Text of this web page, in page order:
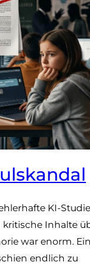
KI-Studie
Inhalte
war enorm.
endlich zu